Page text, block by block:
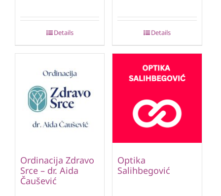
Details Details
Ordinacija Zdravo
Srce – dr. Aida
Čaušević
Optika
Salihbegović